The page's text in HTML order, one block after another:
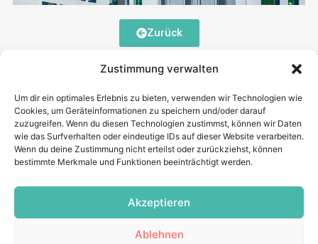
Zustimmung verwalten
Um dir ein optimales Erlebnis zu bieten, verwenden wir Technologien wie
Cookies, um Geräteinformationen zu speichern und/oder darauf
zuzugreifen. Wenn du diesen Technologien zustimmst, können wir Daten
wie das Surfverhalten oder eindeutige IDs auf dieser Website verarbeiten.
Wenn du deine Zustimmung nicht erteilst oder zurückziehst, können
bestimmte Merkmale und Funktionen beeinträchtigt werden.
Akzeptieren
Ablehnen
Zurück
Fragen?
Haben Sie noch Fragen? Dann senden Sie uns eine E-Mail an
Kontakt